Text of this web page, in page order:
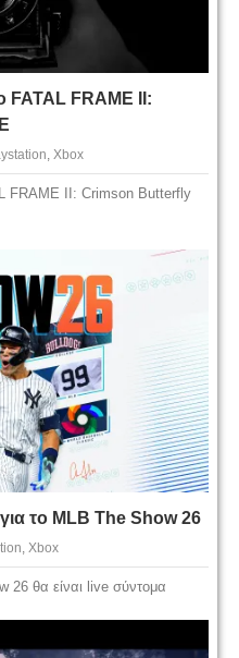
FATAL FRAME II:
, Xbox
FRAME II: Crimson Butterfly
το MLB The Show 26
Xbox
26 θα είναι live σύντομα